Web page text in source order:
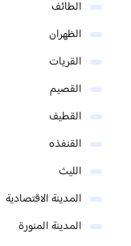
الطائف
الظهران
القريات
القصيم
القطيف
القنفذه
الليث
المدينة الاقتصادية
المدينة المنورة